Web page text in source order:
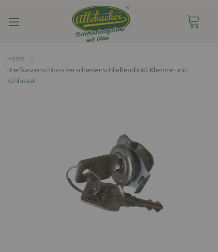
Home
Briefkastenschloss verschiedenschließend inkl. Klemme und
Schlüssel